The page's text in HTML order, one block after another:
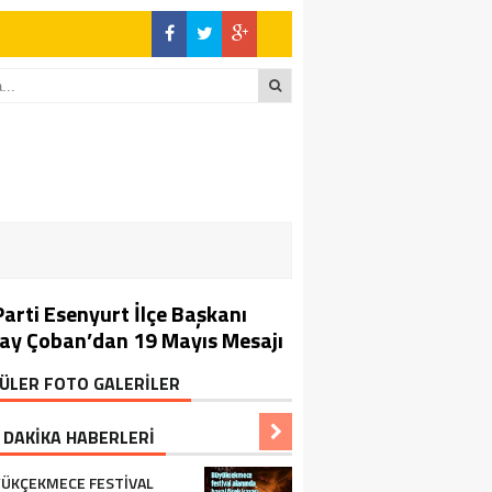
Esenyurt İlçe Başkanı
Çoban’dan 19 Mayıs Mesajı
FOTO GALERİLER
HABERLERİ
FESTIVAL